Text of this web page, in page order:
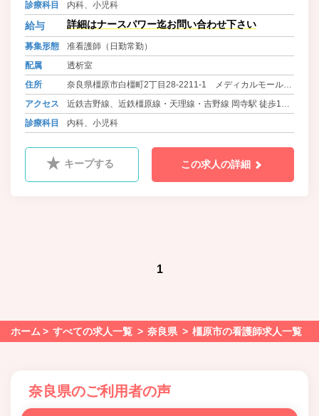
分
診療科目 内科、小児科
給与 詳細はナースパワー迄お問い合わせ下さい
募集形態
准看護師（日勤常勤）
配属
透析室
住所
奈良県橿原市白橿町2丁目28-2211-1 メディカルモールか
しはら
アクセス
近鉄吉野線、近鉄橿原線・天理線・吉野線 岡寺駅 徒歩10
分
診療科目 内科、小児科
キープする この求人の詳細
1
ホーム すべての求人一覧 奈良県 橿原市の看護師求人一覧
奈良県のご利用者の声